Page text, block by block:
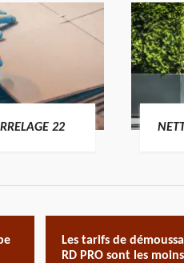
22
Les tarifs de
RD PRO sont les